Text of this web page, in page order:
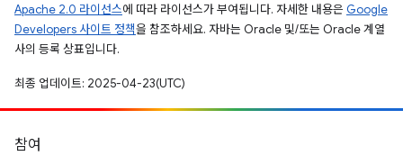
Apache 2.0 라이선스에 따라 라이선스가 부여됩니다. 자세한 내용은 Google
Developers 사이트 정책을 참조하세요. 자바는 Oracle 및/또는 Oracle 계열
사의 등록 상표입니다.
최종 업데이트: 2025-04-23(UTC)
참여